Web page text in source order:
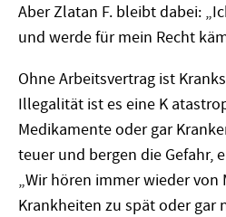
Aber Zlatan F. bleibt dabei:
und werde für mein Recht
Ohne Arbeitsvertrag ist
Illegalität ist es eine K
Medikamente oder gar
teuer und bergen die Gefahr,
„Wir hören immer wieder von
Krankheiten zu spät oder gar